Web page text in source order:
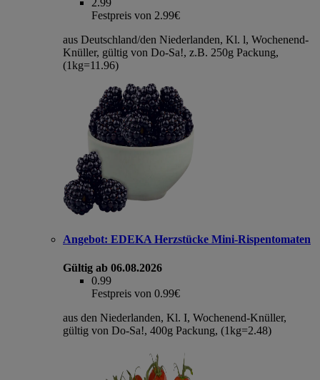
2.99
Festpreis von 2.99€
aus Deutschland/den Niederlanden, Kl. l, Wochenend-
Knüller, gültig von Do-Sa!, z.B. 250g Packung,
(1kg=11.96)
Angebot: EDEKA Herzstücke Mini-Rispentomaten
Gültig ab 06.08.2026
0.99
Festpreis von 0.99€
aus den Niederlanden, Kl. I, Wochenend-Knüller,
gültig von Do-Sa!, 400g Packung, (1kg=2.48)